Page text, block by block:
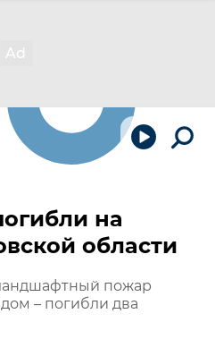
на
области
пожар
– погибли два